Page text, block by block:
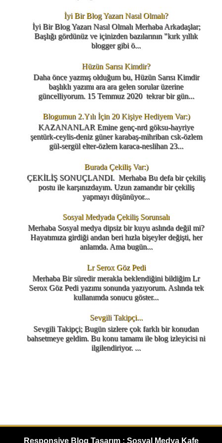
İyi Bir Blog Yazarı Nasıl Olmalı?
İyi Bir Blog Yazarı Nasıl Olmalı Merhaba Arkadaşlar;
Başlığı gördünüz ve içinizden bazılarının "kırk yıllık
blogger gibi ö...
Hüzün Sarısı Kimdir?
Daha önce yazmış olduğum bu, Hüzün Sarısı Kimdir
başlıklı yazımı ara ara gelen sorular üzerine
güncelliyorum. 15 Temmuz 2020 tekrar bir gün...
Blogumun 2.Yılı İçin 20 Kişiye Hediyem Var:)
KAZANANLAR Emine genç-nrd göksu-hayriye
şentürk-ceylis-deniz güner karabaş-mihriban csk-özlem
gül-sergül elter-özlem karaca-neslihan 23...
Burada Çekiliş Var:)
ÇEKİLİŞ SONUÇLANDI. Merhaba Bu defa bir çekiliş
postu ile karşınızdayım. Uzun zamandır bir çekiliş
yapmayı düşünüyor...
Sosyal Medyada Çekiliş Sorunsalı
Merhaba Sosyal medya dipsiz bir kuyu aslında değil mi?
Hayatımıza girdiği andan beri hızla bişeyler değişti, her
anlamda. Ama bugün...
Lr Serox Göz Pedi
Merhaba Bir süredir merakla beklendiğini bildiğim Lr
Serox Göz Pedi yazımı sonunda yazıyorum. Aslında tek
kullanımda sonucu göster...
Sevgili Takipçi...
Sevgili Takipçi; Bugün sizlere çok farklı bir konudan
bahsetmeye geldim. Bu konu tamamı ile blog izleyicisi ni
ilgilendiriyor. ...
Responsive Blog Tasarım : Sosyal Medya Kafe